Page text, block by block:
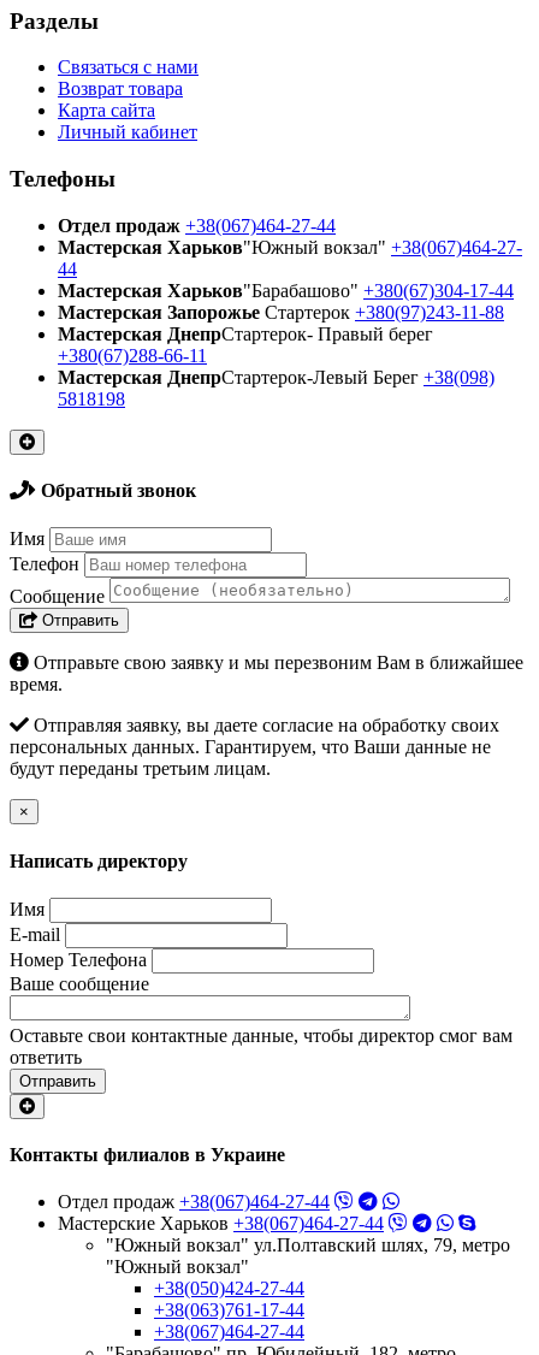
Разделы
Связаться с нами
Возврат товара
Карта сайта
Личный кабинет
Телефоны
Отдел продаж +38(067)464-27-44
Мастерская Харьков"Южный вокзал" +38(067)464-27-
44
Мастерская Харьков"Барабашово" +380(67)304-17-44
Мастерская Запорожье Стартерок +380(97)243-11-88
Мастерская ДнепрСтартерок- Правый берег
+380(67)288-66-11
Мастерская ДнепрСтартерок-Левый Берег +38(098)
5818198
Обратный звонок
Имя
Телефон
Сообщение
Отправить
Отправьте свою заявку и мы перезвоним Вам в ближайшее
время.
Отправляя заявку, вы даете согласие на обработку своих
персональных данных. Гарантируем, что Ваши данные не
будут переданы третьим лицам.
×
Написать директору
Имя
E-mail
Номер Телефона
Ваше сообщение
Оставьте свои контактные данные, чтобы директор смог вам
ответить
Отправить
Контакты филиалов в Украине
Отдел продаж +38(067)464-27-44
Мастерские Харьков +38(067)464-27-44
"Южный вокзал" ул.Полтавский шлях, 79, метро
"Южный вокзал"
+38(050)424-27-44
+38(063)761-17-44
+38(067)464-27-44